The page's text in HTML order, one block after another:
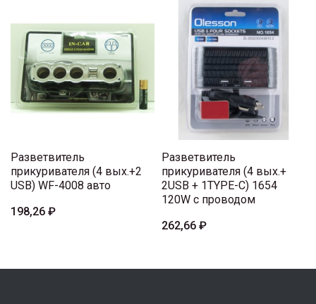
Разветвитель
прикуривателя (4 вых.+2
USB) WF-4008 авто
198,26 ₽
Разветвитель
прикуривателя (4 вых.+
2USB + 1TYPE-C) 1654
120W с проводом
262,66 ₽